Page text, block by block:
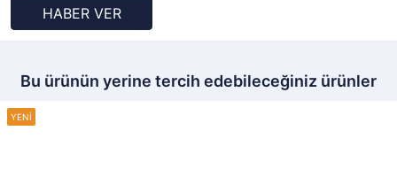
HABER VER
Bu ürünün yerine tercih edebileceğiniz ürünler